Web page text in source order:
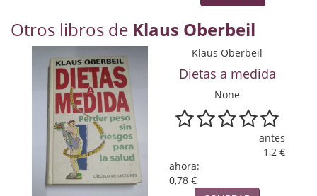
Novela romántica
Otros idiomas
Papás, Mamás, bebés...
Papás, Mamás, Bebés...
Papás, Mamás, Bebés…
Otros libros de Klaus Oberbeil
Klaus Oberbeil
Dietas a medida
None
antes
1,2 €
ahora:
0,78 €